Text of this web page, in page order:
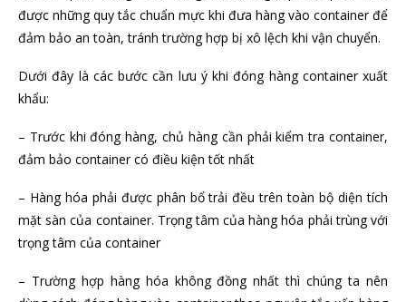
được những quy tắc chuẩn mực khi đưa hàng vào container để
đảm bảo an toàn, tránh trường hợp bị xô lệch khi vận chuyển.
Dưới đây là các bước cần lưu ý khi đóng hàng container xuất
khẩu:
– Trước khi đóng hàng, chủ hàng cần phải kiểm tra container,
đảm bảo container có điều kiện tốt nhất
– Hàng hóa phải được phân bổ trải đều trên toàn bộ diện tích
mặt sàn của container. Trọng tâm của hàng hóa phải trùng với
trọng tâm của container
– Trường hợp hàng hóa không đồng nhất thì chúng ta nên